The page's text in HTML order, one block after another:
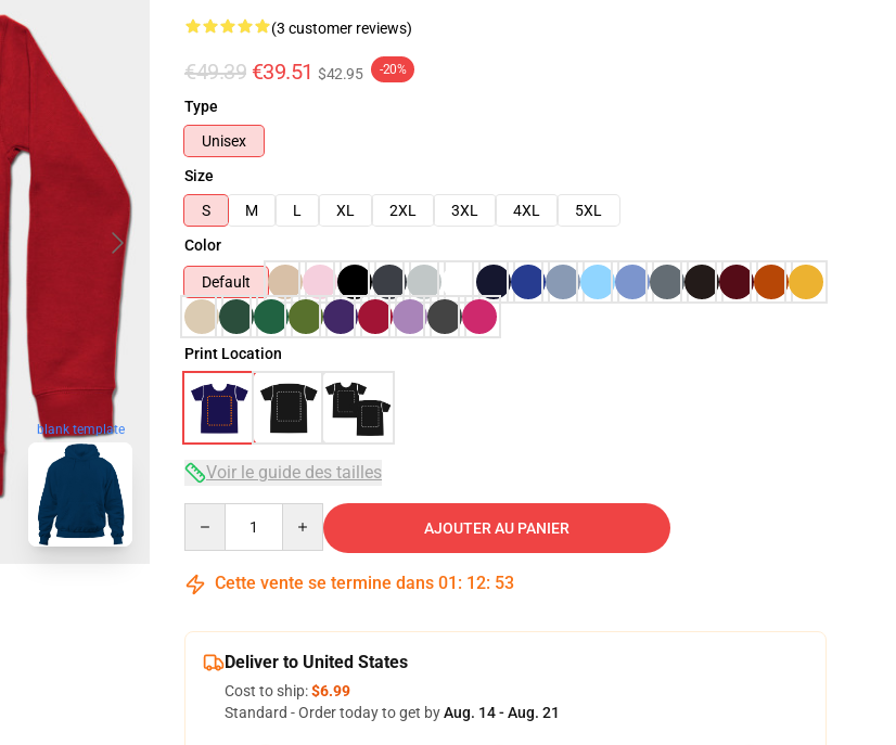
blank template
(3 customer reviews)
€49.39 €39.51 $42.95 -20%
Type
Unisex
Size
S
M L XL 2XL 3XL 4XL
5XL
Color
Default
Print Location
Voir le guide des tailles
AJOUTER AU PANIER
Cette vente se termine dans 01 : 12: 52
Deliver to United States
Cost to ship:$6.99
Standard - Order today to get byAug. 14 - Aug. 21